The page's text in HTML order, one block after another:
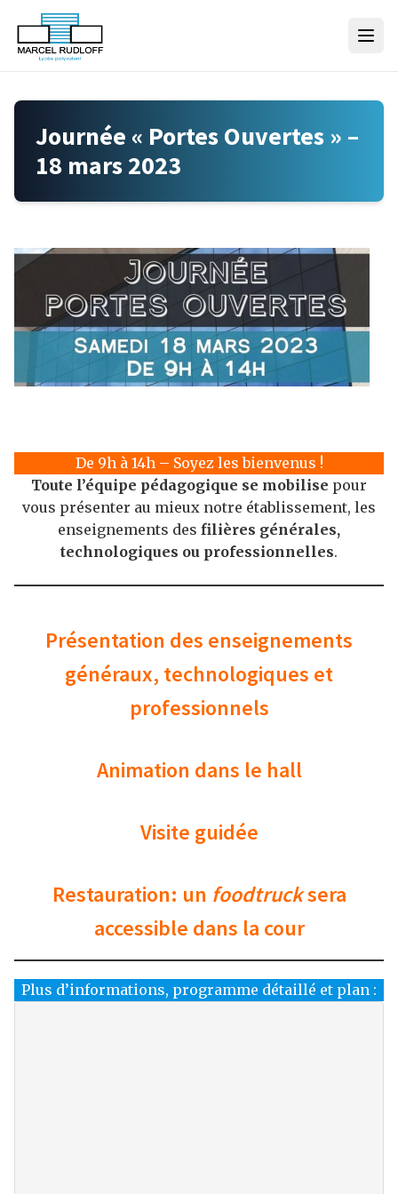
Skip to content
Journée « Portes Ouvertes » –
18 mars 2023
De 9h à 14h – Soyez les bienvenus !
Toute l’équipe pédagogique se mobilise pour
vous présenter au mieux notre établissement, les
enseignements des filières générales,
technologiques ou professionnelles.
Présentation des enseignements
généraux, technologiques et
professionnels
Animation dans le hall
Visite guidée
Restauration: un foodtrucksera
accessible dans la cour
Plus d’informations, programme détaillé et plan :